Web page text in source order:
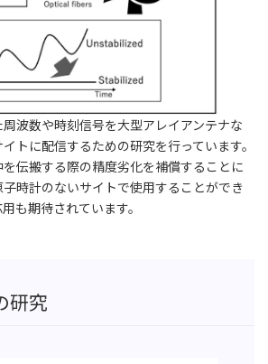
波数や時刻信号を大型アレイアンテナな
トに配信するための研究を行っています。
伝搬する際の精度劣化を補償することに
時計のないサイトで使用することができ
も期待されています。
研究